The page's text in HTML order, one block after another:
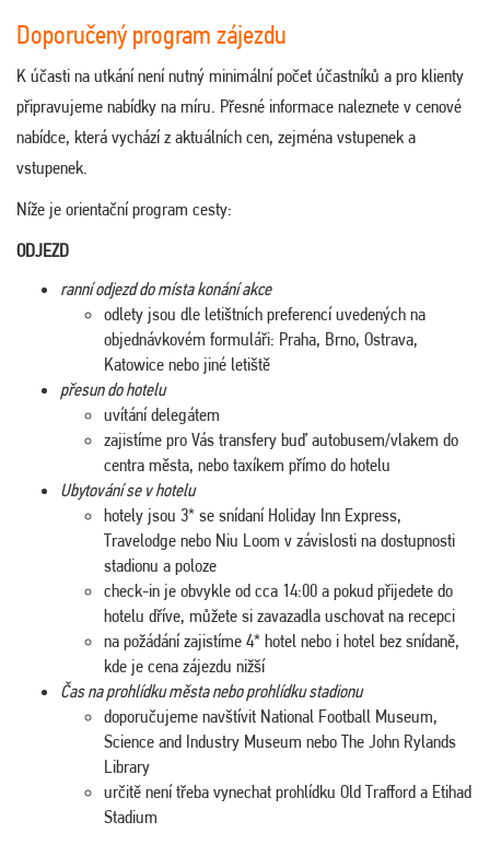
Doporučený program zájezdu
K účasti na utkání není nutný minimální počet účastníků a pro klienty
připravujeme nabídky na míru. Přesné informace naleznete v cenové
nabídce, která vychází z aktuálních cen, zejména vstupenek a
vstupenek.
Níže je orientační program cesty:
ODJEZD
ranní odjezd do místa konání akce
odlety jsou dle letištních preferencí uvedených na
objednávkovém formuláři: Praha, Brno, Ostrava,
Katowice nebo jiné letiště
přesun do hotelu
uvítání delegátem
zajistíme pro Vás transfery buď autobusem/vlakem do
centra města, nebo taxíkem přímo do hotelu
Ubytování se v hotelu
hotely jsou 3* se snídaní Holiday Inn Express,
Travelodge nebo Niu Loom v závislosti na dostupnosti
stadionu a poloze
check-in je obvykle od cca 14:00 a pokud přijedete do
hotelu dříve, můžete si zavazadla uschovat na recepci
na požádání zajistíme 4* hotel nebo i hotel bez snídaně,
kde je cena zájezdu nižší
Čas na prohlídku města nebo prohlídku stadionu
doporučujeme navštívit National Football Museum,
Science and Industry Museum nebo The John Rylands
Library
určitě není třeba vynechat prohlídku Old Trafford a Etihad
Stadium